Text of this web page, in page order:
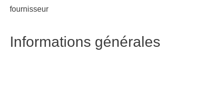
fournisseur
Informations générales